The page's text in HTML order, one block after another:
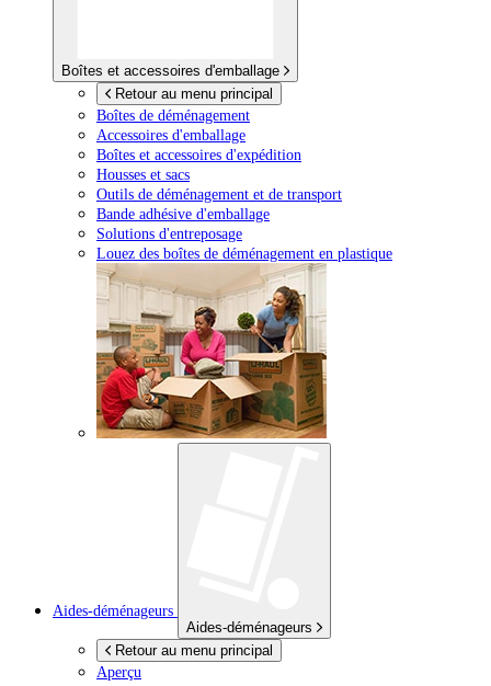
Boîtes et accessoires d'emballage
Retour au menu principal
Boîtes de déménagement
Accessoires d'emballage
Boîtes et accessoires d'expédition
Housses et sacs
Outils de déménagement et de transport
Bande adhésive d'emballage
Solutions d'entreposage
Louez des boîtes de déménagement en plastique
Aides-déménageurs
Aides-déménageurs
Retour au menu principal
Aperçu